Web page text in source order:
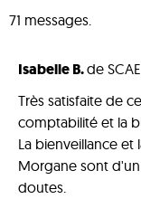
71 messages.
Isabelle B.de
Très satisfaite de
comptabilité et la
La bienveillance
Morgane sont
doutes.